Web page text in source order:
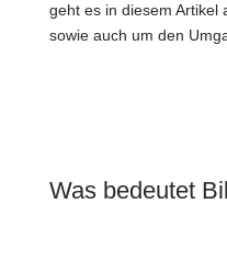
geht es in diesem Artikel
sowie auch um den
Was bedeutet